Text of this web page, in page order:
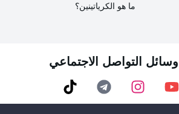
ما هو الكرياتينين؟
التواصل الاجتماعي